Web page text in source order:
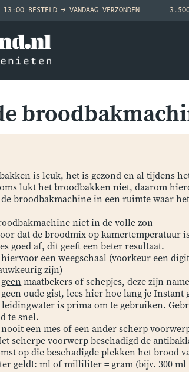
13:00 BESTELD → VANDAAG VERZONDEN
is leuk, het is gezond en al tijdens
lukt het broodbakken niet, daarom
broodbakmachine in een ruimte waar
niet in de volle zon
dat de broodmix op kamertemperatuur
goed af, dit geeft een beter resultaat.
een weegschaal (voorkeur een
zijn)
geen maatbekers of schepjes, deze zijn
oude gist, lees hier hoe lang jeInstant
leidingwater is prima om te gebruiken.
te snel.
een mes of een ander scherp
scherpe voorwerp beschadigd de
op die beschadigde plekken het brood
geldt: ml of milliliter = gram (bijv. 300 ml